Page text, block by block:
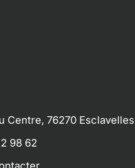
Centre, 76270 Esclavelles
98 62